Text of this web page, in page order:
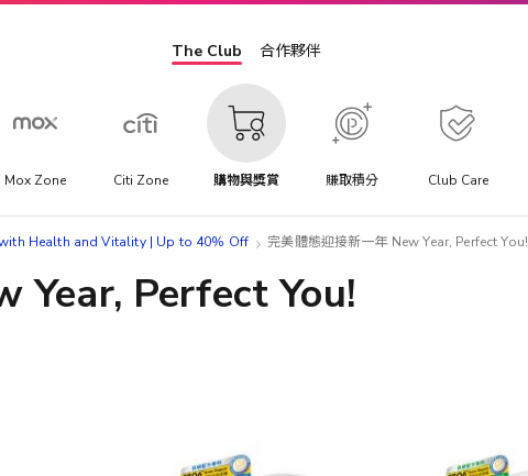
The Club 合作夥伴
Mox Zone Citi Zone 購物與獎賞 賺取積分 Club Care
with Health and Vitality | Up to 40% Off​ 完美體態迎接新一年 New Year, Perfect You!
Year, Perfect You!